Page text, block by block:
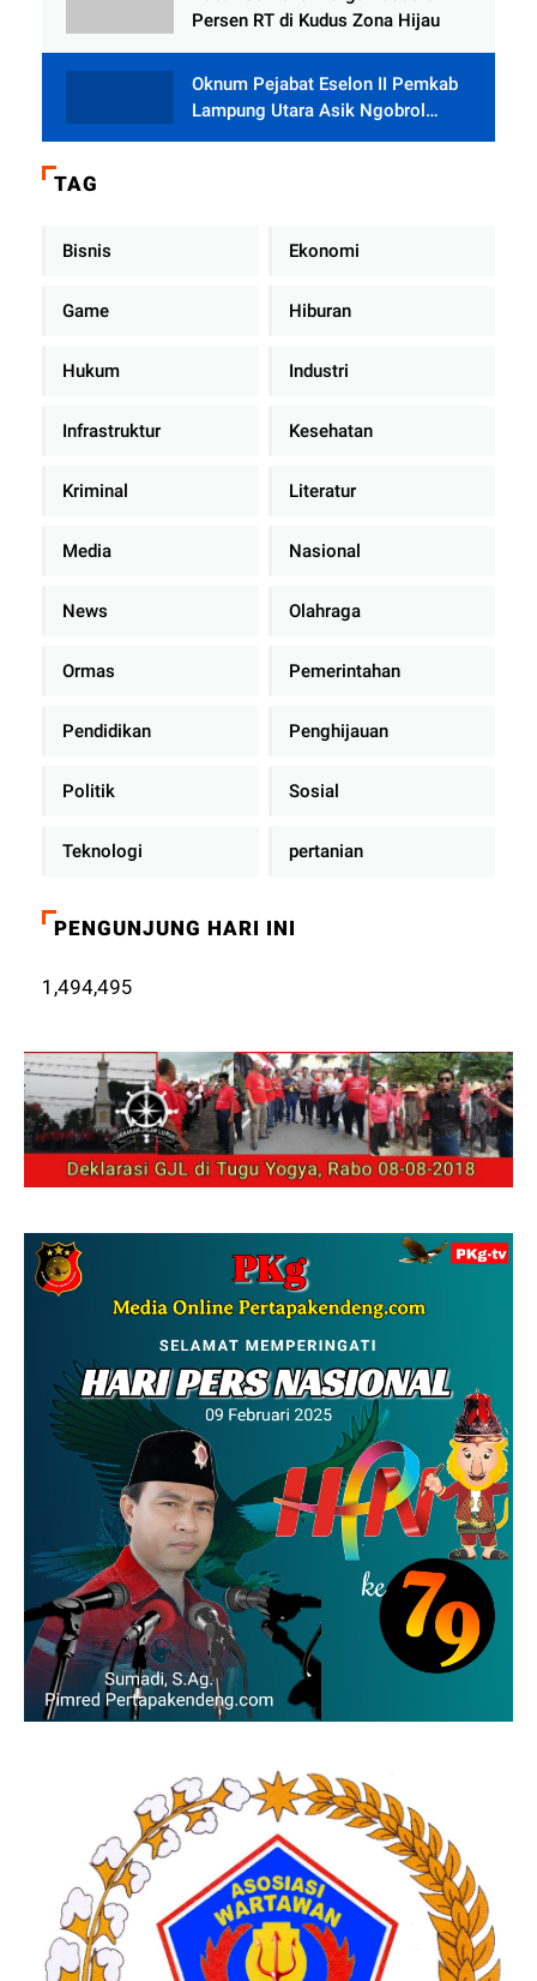
Persen RT di Kudus Zona Hijau
Oknum Pejabat Eselon II Pemkab
Lampung Utara Asik Ngobrol
Dengan Teman Kencan Wanitanya
TAG
Bisnis Ekonomi
Game Hiburan
Hukum Industri
Infrastruktur Kesehatan
Kriminal Literatur
Media Nasional
News Olahraga
Ormas Pemerintahan
Pendidikan Penghijauan
Politik Sosial
Teknologi pertanian
PENGUNJUNG HARI INI
1,494,495